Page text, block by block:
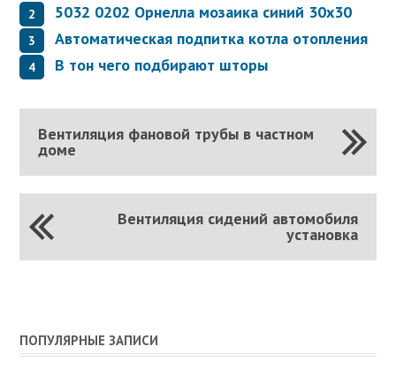
5032 0202 Орнелла мозаика синий 30х30
Автоматическая подпитка котла отопления
В тон чего подбирают шторы
Вентиляция фановой трубы в частном
доме
Вентиляция сидений автомобиля
установка
ПОПУЛЯРНЫЕ ЗАПИСИ